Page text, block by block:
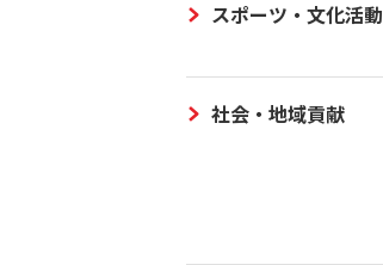
スポーツ・文化活動
社会・地域貢献